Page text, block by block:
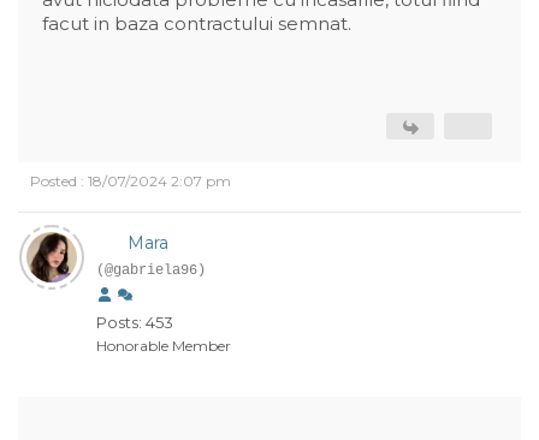
facut in baza contractului semnat.
Posted : 18/07/2024 2:07 pm
Mara
(@gabriela96)
Posts: 453
Honorable Member